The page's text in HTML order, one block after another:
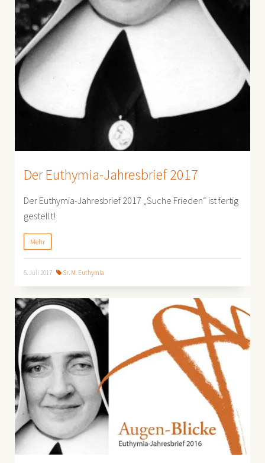
Der Euthymia-Jahresbrief 2017
Der Euthymia-Jahresbrief 2017 „Suche Frieden“ ist fertig
gestellt!
Mehr
6. Juli 2017 Sr. M. Euthymia